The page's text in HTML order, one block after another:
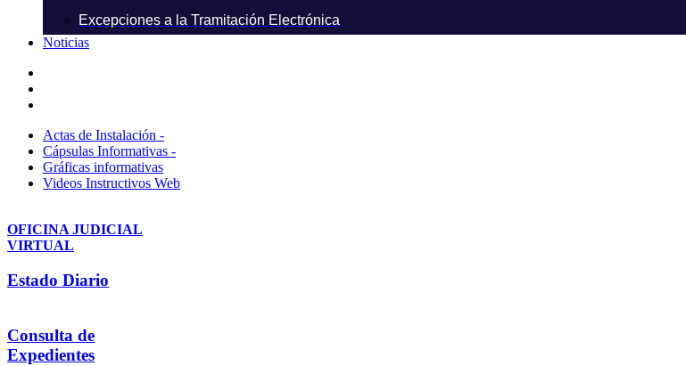
Excepciones a la Tramitación Electrónica
Noticias
Actas de Instalación -
Cápsulas Informativas -
Gráficas informativas
Videos Instructivos Web
OFICINA JUDICIAL
VIRTUAL
Estado Diario
Consulta de
Expedientes